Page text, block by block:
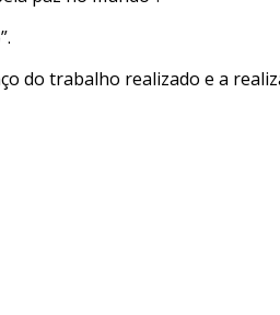
do trabalho realizado e a